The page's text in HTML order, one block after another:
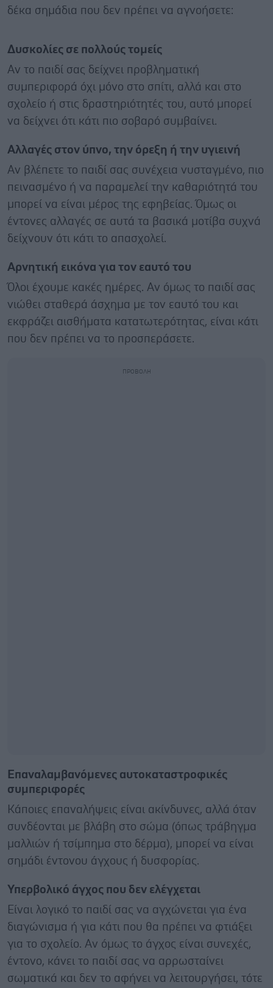
δέκα σημάδια που δεν πρέπει να αγνοήσετε:
Δυσκολίες σε πολλούς τομείς
Αν το παιδί σας δείχνει προβληματική
συμπεριφορά όχι μόνο στο σπίτι, αλλά και στο
σχολείο ή στις δραστηριότητές του, αυτό μπορεί
να δείχνει ότι κάτι πιο σοβαρό συμβαίνει.
Αλλαγές στον ύπνο, την όρεξη ή την υγιεινή
Αν βλέπετε το παιδί σας συνέχεια νυσταγμένο, πιο
πεινασμένο ή να παραμελεί την καθαριότητά του
μπορεί να είναι μέρος της εφηβείας. Όμως οι
έντονες αλλαγές σε αυτά τα βασικά μοτίβα συχνά
δείχνουν ότι κάτι το απασχολεί.
Αρνητική εικόνα για τον εαυτό του
Όλοι έχουμε κακές ημέρες. Αν όμως το παιδί σας
νιώθει σταθερά άσχημα με τον εαυτό του και
εκφράζει αισθήματα κατατωτερότητας, είναι κάτι
που δεν πρέπει να το προσπεράσετε.
Επαναλαμβανόμενες αυτοκαταστροφικές
συμπεριφορές
Κάποιες επαναλήψεις είναι ακίνδυνες, αλλά όταν
συνδέονται με βλάβη στο σώμα (όπως τράβηγμα
μαλλιών ή τσίμπημα στο δέρμα), μπορεί να είναι
σημάδι έντονου άγχους ή δυσφορίας.
Υπερβολικό άγχος που δεν ελέγχεται
Είναι λογικό το παιδί σας να αγχώνεται για ένα
διαγώνισμα ή για κάτι που θα πρέπει να φτιάξει
για το σχολείο. Αν όμως το άγχος είναι συνεχές,
έντονο, κάνει το παιδί σας να αρρωσταίνει
σωματικά και δεν το αφήνει να λειτουργήσει, τότε